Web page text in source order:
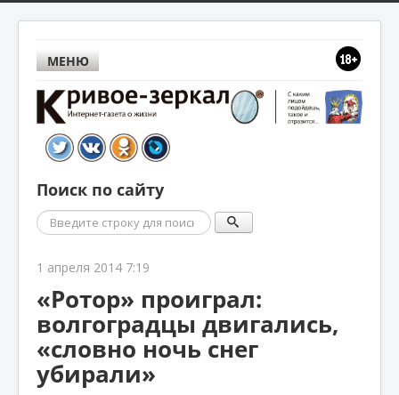
МЕНЮ
Поиск по сайту
Поиск
1 апреля 2014 7:19
«Ротор» проиграл:
волгоградцы двигались,
«словно ночь снег
убирали»